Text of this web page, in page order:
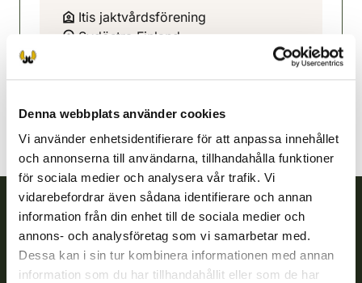
Denna webbplats använder cookies
Vi använder enhetsidentifierare för att anpassa innehållet
och annonserna till användarna, tillhandahålla funktioner
för sociala medier och analysera vår trafik. Vi
vidarebefordrar även sådana identifierare och annan
information från din enhet till de sociala medier och
annons- och analysföretag som vi samarbetar med.
Dessa kan i sin tur kombinera informationen med annan
information som du har tillhandahållit eller som de har
Itis jaktvårdsförening
Sydöstra Finland
Finlands viltcentral
Finlands viltcentral främjar en hållbar vilthushållning, stöder